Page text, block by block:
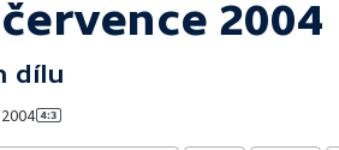
2004
dílu
2004